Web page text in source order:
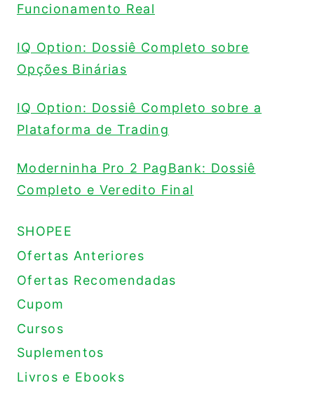
Funcionamento Real
IQ Option: Dossiê Completo sobre
Opções Binárias
IQ Option: Dossiê Completo sobre a
Plataforma de Trading
Moderninha Pro 2 PagBank: Dossiê
Completo e Veredito Final
SHOPEE
Ofertas Anteriores
Ofertas Recomendadas
Cupom
Cursos
Suplementos
Livros e Ebooks